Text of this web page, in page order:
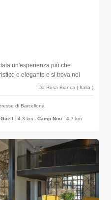
un'esperienza più che
e elegante e si trova nel
Da Rosa Bianca ( Italia )
di Barcellona
: 4.3 km - Camp Nou : 4.7 km